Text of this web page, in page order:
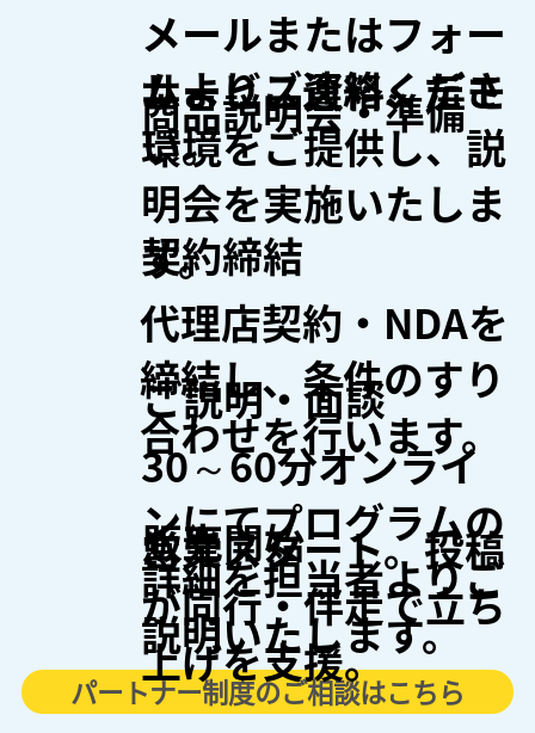
メールまたはフォー
ムよりご連絡くださ
い。
ご説明・面談
30～60分オンライ
ンにてプログラムの
詳細を担当者よりご
説明いたします。
契約締結
代理店契約・NDAを
締結し、条件のすり
合わせを行います。
パートナー制度のご相談はこちら
​商品説明会・準備
サービス資料、デモ
環境をご提供し、説
明会を実施いたしま
す。
販売開始
営業スタート。投稿
が同行・伴走で立ち
上げを支援。